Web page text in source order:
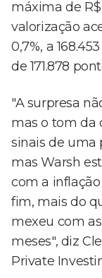
máxima de R$
valorização
0,7%, a
de 171.878
"A surpresa
mas o tom da
sinais de uma
mas Warsh
com a
fim, mais do
mexeu com
meses", diz
Private